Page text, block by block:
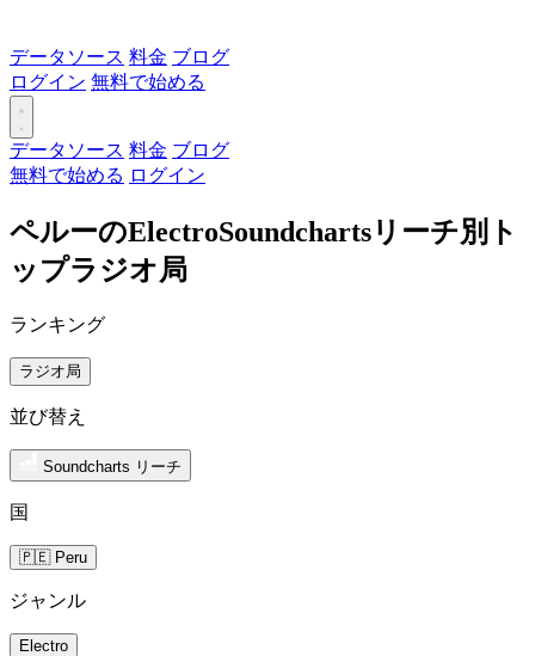
データソース 料金 ブログ
ログイン 無料で始める
データソース 料金 ブログ
無料で始める ログイン
ペルーのElectroSoundchartsリーチ別ト
ップラジオ局
ランキング
ラジオ局
並び替え
Soundcharts リーチ
国
🇵🇪 Peru
ジャンル
Electro